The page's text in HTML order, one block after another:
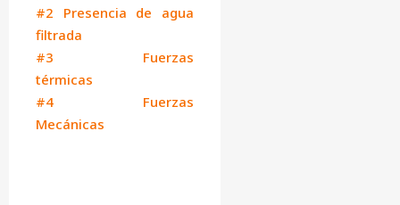
#2 Presencia de agua
filtrada
#3 Fuerzas
térmicas
#4 Fuerzas
Mecánicas